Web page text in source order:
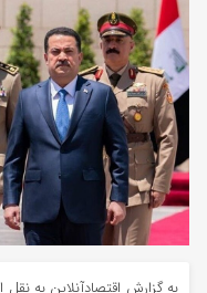
مرا به خاطر بسپار
به گزارش اقتصادآنلاین به